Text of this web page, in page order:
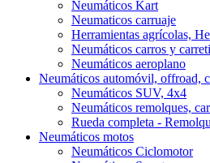
Neumáticos Kart
Neumaticos carruaje
Herramientas agrícolas,
Neumáticos carros y
Neumáticos aeroplano
Neumáticos automóvil, offroad,
Neumáticos SUV, 4x4
Neumáticos remolques,
Rueda completa -
Neumáticos motos
Neumáticos Ciclomotor